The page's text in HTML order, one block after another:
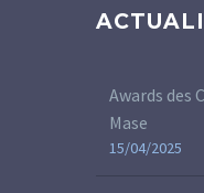
Awards des
Mase
15/04/2025